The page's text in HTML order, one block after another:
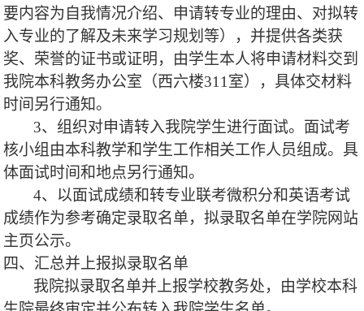
要内容为自我情况介绍、申请转专业的理由、对拟转
入专业的了解及未来学习规划等），并提供各类获
奖、荣誉的证书或证明，由学生本人将申请材料交到
我院本科教务办公室（西六楼311 室），具体交材料
时间 另行通知。
3、组织对申请转入我院学生进行面试。面试考
核小组由本科教学和学生工作相关工作人员组成。具
体面试时间和地点另行通知。
4、以面试成绩和转专业联考微积分和英语考试
成绩作为参考确定录取名单，拟录取名单在学院网站
主页公示。
四、汇总并上报拟录取名单
我院拟录取名单并上报学校教务处，由学校本科